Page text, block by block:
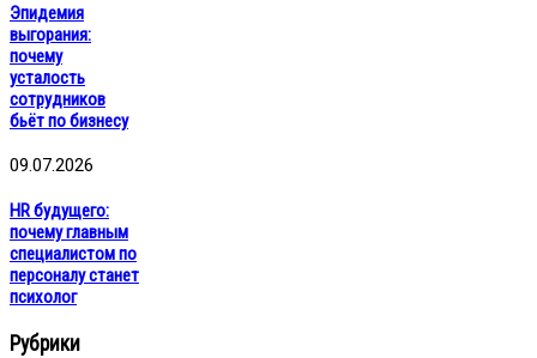
Эпидемия
выгорания:
почему
усталость
сотрудников
бьёт по бизнесу
09.07.2026
HR будущего:
почему главным
специалистом по
персоналу станет
психолог
Рубрики